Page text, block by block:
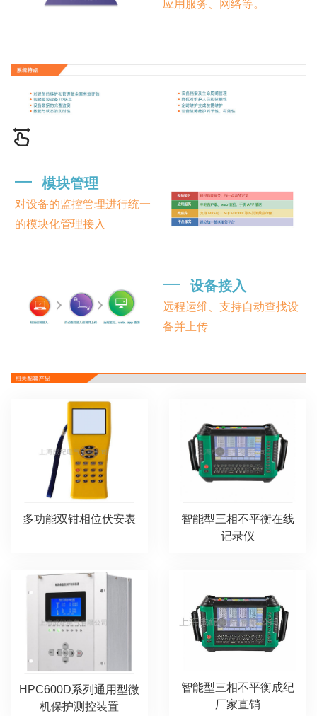
应用服务、网络等。
━ 模块管理
对设备的监控管理进行统一
的模块化管理接入
━ 设备接入
远程运维、支持自动查找设
备并上传
多功能双钳相位伏安表
智能型三相不平衡在线
记录仪
HPC600D系列通用型微
机保护测控装置
智能型三相不平衡成纪
厂家直销